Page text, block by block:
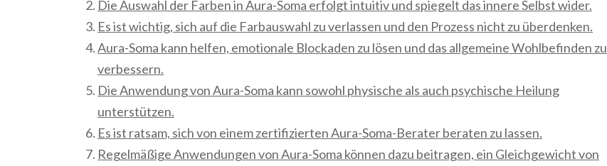
Die Auswahl der Farben in Aura-Soma erfolgt intuitiv und spiegelt das innere Selbst wider.
Es ist wichtig, sich auf die Farbauswahl zu verlassen und den Prozess nicht zu überdenken.
Aura-Soma kann helfen, emotionale Blockaden zu lösen und das allgemeine Wohlbefinden zu
verbessern.
Die Anwendung von Aura-Soma kann sowohl physische als auch psychische Heilung
unterstützen.
Es ist ratsam, sich von einem zertifizierten Aura-Soma-Berater beraten zu lassen.
Regelmäßige Anwendungen von Aura-Soma können dazu beitragen, ein Gleichgewicht von